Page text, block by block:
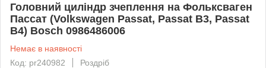
Головний циліндр зчеплення на Фольксваген
Пассат (Volkswagen Passat, Passat B3, Passat
B4) Bosch 0986486006
Немає в наявності
Код: pr240982
Роздріб